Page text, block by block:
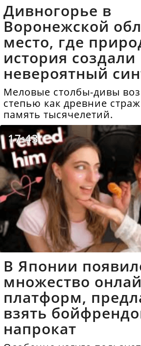
Дивногорье в
Воронежской
место, где
история создали
невероятный
Меловые столбы-дивы
степью как древние
память тысячелетий.
17:43
В Японии
множество
платформ,
взять
напрокат